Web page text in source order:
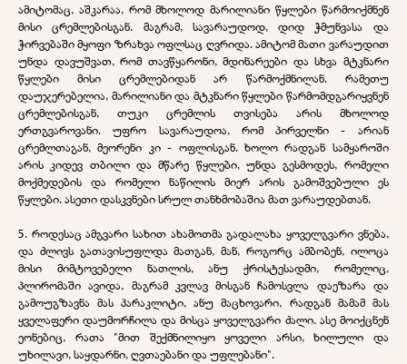
ამიტომაც, აშკარაა, რომ მხოლოდ მარილიანი წყლები წარმოიქმნენ
მისი ცრემლებისგან. მაგრამ, სავარაუდოდ, დიდ ჭმუნვასა და
ჭირვებაში მყოფი ზრახვა ოფლსაც ღვრიდა. ამიტომ მათი ვარაუდით
უნდა დავუშვათ, რომ თავწყარონი, მდინარეები და სხვა მტკნარი
წყლები მისი ცრემლებიდან არ წარმოქმნილან. რამეთუ
დაუჯერებელია, მარილიანი და მტკნარი წყლები წარმომდგარიყვნენ
ცრემლებისგან, თუკი ცრემლის თვისება არის მხოლოდ
ერთგვაროვანი. უფრო სავარაუდოა, რომ პირველნი - არიან
ცრემლთაგან, მეორენი კი - ოფლისგან. ხოლო რადგან სამყაროში
არის კიდევ თბილი და მწარე წყლები, უნდა გესმოდეს, რომელი
მოქმედების და რომელი ნაწილის მიერ არის გამოშვებული ეს
წყლები. ასეთი დასკვნები სრულ თანხმობაშია მათ ვარაუდებთან.
5. როდესაც ამგვარი სახით ახამოთმა გადალახა ყოველგვარი ვნება,
და ძლივს გათავისუფლდა მათგან, მან, როგორც ამბობენ, ილოცა
მისი მიმტოვებელი ნათლის, ანუ ქრისტესადმი, რომელიც,
პლირომაში ავიდა, მაგრამ კვლავ მისგან ჩამოსვლა დაეზარა და
გამოუგზავნა მას პარაკლიტი, ანუ მაცხოვარი, რადგან მამამ მას
ყველაფერი დაუმორჩილა და მისცა ყოველგვარი ძალი. ასე მოიქცნენ
ეონებიც, რათა "მით შექმნილიყო ყოველი არსი, ხილული და
უხილავი, საყდარნი, ღვთაებანი და უფლებანი".